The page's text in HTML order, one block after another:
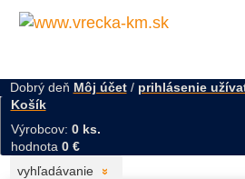
Dobrý deň Môj účet/ prihlásenie
Košík
Výrobcov: 0 ks.
hodnota 0 €
vyhľadávanie